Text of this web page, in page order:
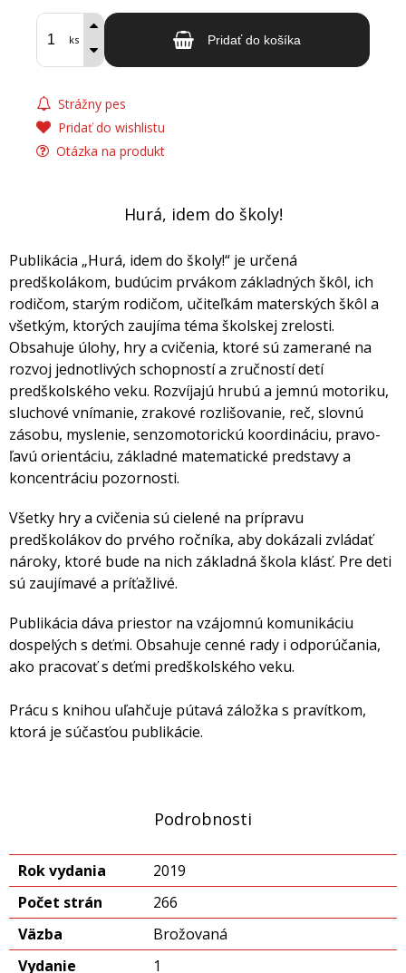
ks Pridať do košíka
Strážny pes
Pridať do wishlistu
Otázka na produkt
Hurá, idem do školy!
Publikácia „Hurá, idem do školy!“ je určená
predškolákom, budúcim prvákom základných škôl, ich
rodičom, starým rodičom, učiteľkám materských škôl a
všetkým, ktorých zaujíma téma školskej zrelosti.
Obsahuje úlohy, hry a cvičenia, ktoré sú zamerané na
rozvoj jednotlivých schopností a zručností detí
predškolského veku. Rozvíjajú hrubú a jemnú motoriku,
sluchové vnímanie, zrakové rozlišovanie, reč, slovnú
zásobu, myslenie, senzomotorickú koordináciu, pravo-
ľavú orientáciu, základné matematické predstavy a
koncentráciu pozornosti.
Všetky hry a cvičenia sú cielené na prípravu
predškolákov do prvého ročníka, aby dokázali zvládať
nároky, ktoré bude na nich základná škola klásť. Pre deti
sú zaujímavé a príťažlivé.
Publikácia dáva priestor na vzájomnú komunikáciu
dospelých s deťmi. Obsahuje cenné rady i odporúčania,
ako pracovať s deťmi predškolského veku.
Prácu s knihou uľahčuje pútavá záložka s pravítkom,
ktorá je súčasťou publikácie.
Podrobnosti
Rok vydania
2019
Počet strán
266
Väzba
Brožovaná
Vydanie
1